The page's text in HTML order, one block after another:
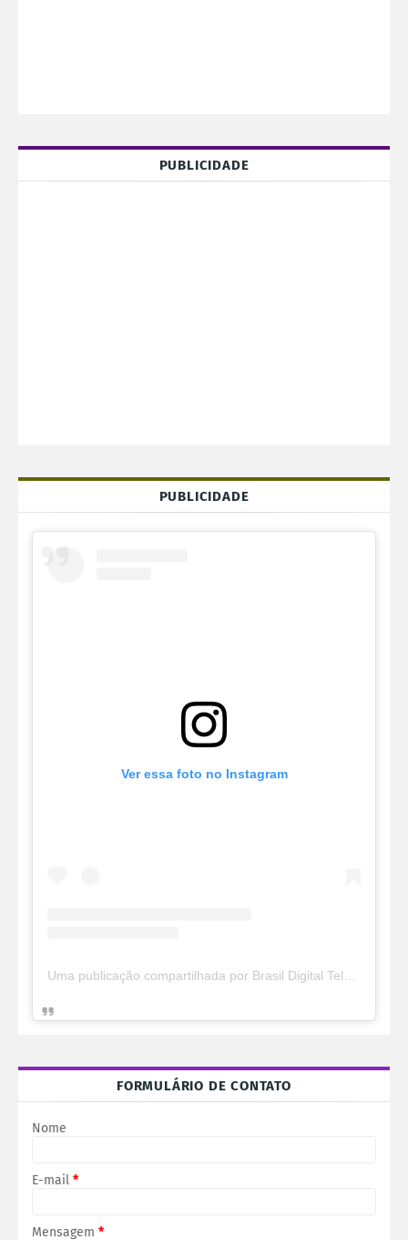
PUBLICIDADE
PUBLICIDADE
Ver essa foto no Instagram
FORMULÁRIO DE CONTATO
Nome
E-mail *
Mensagem *